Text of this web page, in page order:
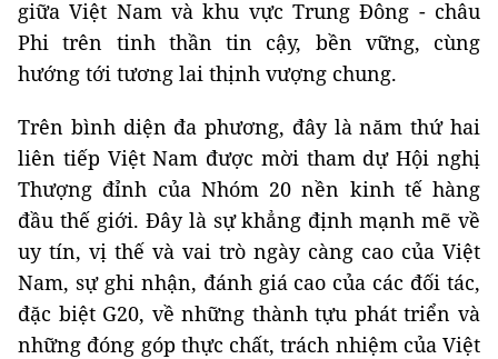
giữa Việt Nam và khu vực Trung Đông - châu
Phi trên tinh thần tin cậy, bền vững, cùng
hướng tới tương lai thịnh vượng chung.
Trên bình diện đa phương, đây là năm thứ hai
liên tiếp Việt Nam được mời tham dự Hội nghị
Thượng đỉnh của Nhóm 20 nền kinh tế hàng
đầu thế giới. Đây là sự khẳng định mạnh mẽ về
uy tín, vị thế và vai trò ngày càng cao của Việt
Nam, sự ghi nhận, đánh giá cao của các đối tác,
đặc biệt G20, về những thành tựu phát triển và
những đóng góp thực chất, trách nhiệm của Việt